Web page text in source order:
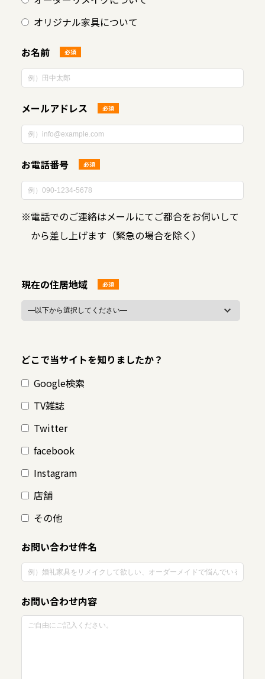
オリジナル家具について
お名前 必須
メールアドレス 必須
お電話番号 必須
※電話でのご連絡はメールにてご都合をお伺いして
から差し上げます（緊急の場合を除く）
現在の住居地域 必須
どこで当サイトを知りましたか？
Google検索
TV雑誌
Twitter
facebook
Instagram
店舗
その他
お問い合わせ件名
お問い合わせ内容